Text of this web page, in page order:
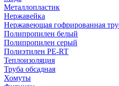
Металлопластик
Нержавейка
Нержавеющая гофрированная
Полипропилен белый
Полипропилен серый
Полиэтилен PE-RT
Теплоизоляция
Труба обсадная
Хомуты